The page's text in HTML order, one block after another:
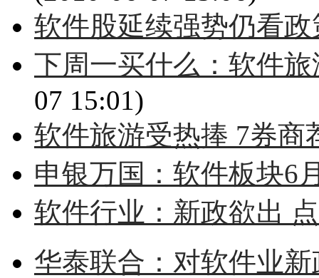
软件股延续强势仍看
下周一买什么：软件
07 15:01)
软件旅游受热捧 7券商
申银万国：软件板块6
软件行业：新政欲出
华泰联合：对软件业